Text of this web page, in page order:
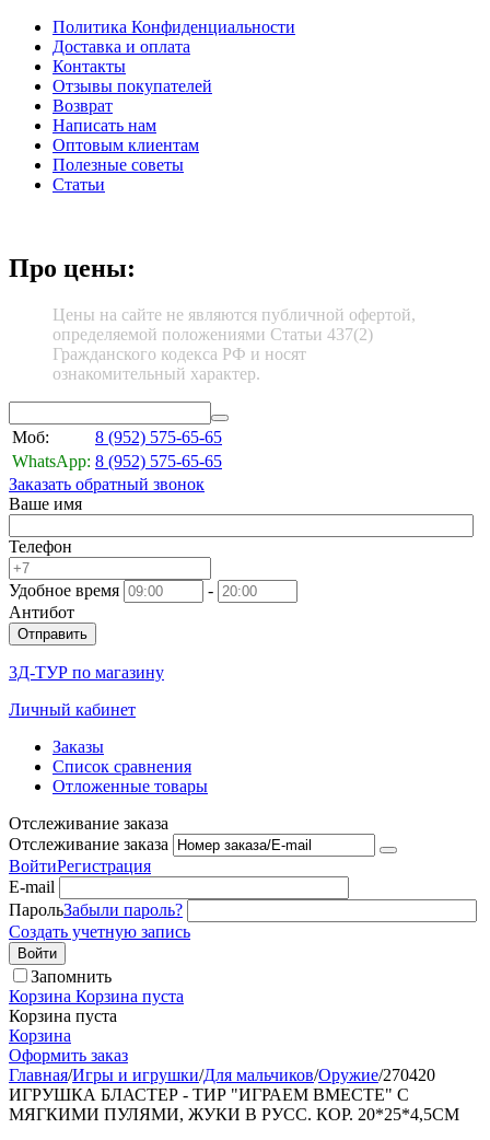
Политика Конфиденциальности
Доставка и оплата
Контакты
Отзывы покупателей
Возврат
Написать нам
Оптовым клиентам
Полезные советы
Статьи
Про цены:
Цены на сайте не являются публичной офертой,
определяемой положениями Статьи 437(2)
Гражданского кодекса РФ и носят
ознакомительный характер.
Моб: 8 (952) 575-65-65
WhatsApp: 8 (952) 575-65-65
Заказать обратный звонок
Ваше имя
Телефон
Удобное время
-
Антибот
Отправить
3Д-ТУР по магазину
Личный кабинет
Заказы
Список сравнения
Отложенные товары
Отслеживание заказа
Отслеживание заказа
ВойтиРегистрация
E-mail
ПарольЗабыли пароль?
Создать учетную запись
Войти
Запомнить
Корзина Корзина пуста
Корзина пуста
Корзина
Оформить заказ
Главная/Игры и игрушки/Для мальчиков/Оружие/270420
ИГРУШКА БЛАСТЕР - ТИР "ИГРАЕМ ВМЕСТЕ" С
МЯГКИМИ ПУЛЯМИ, ЖУКИ В РУСС. КОР. 20*25*4,5СМ